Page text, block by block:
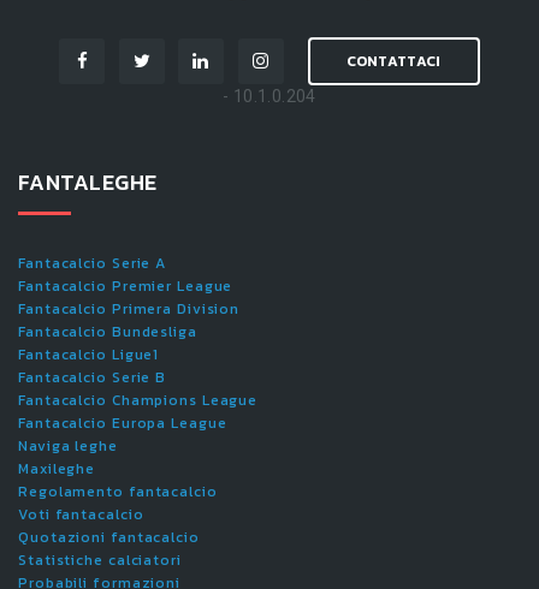
CONTATTACI
- 10.1.0.204
FANTALEGHE
Fantacalcio Serie A
Fantacalcio Premier League
Fantacalcio Primera Division
Fantacalcio Bundesliga
Fantacalcio Ligue1
Fantacalcio Serie B
Fantacalcio Champions League
Fantacalcio Europa League
Naviga leghe
Maxileghe
Regolamento fantacalcio
Voti fantacalcio
Quotazioni fantacalcio
Statistiche calciatori
Probabili formazioni